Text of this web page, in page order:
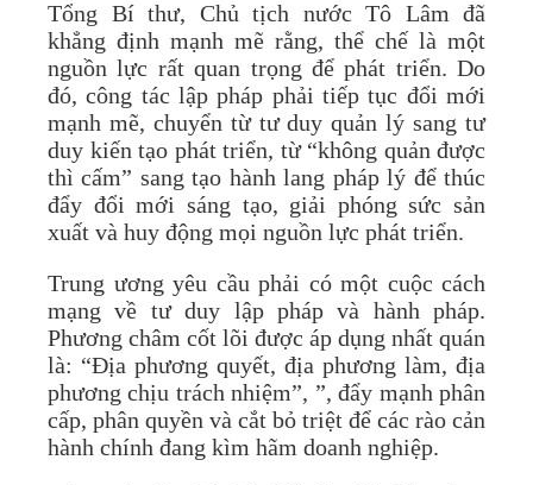
Tổng Bí thư, Chủ tịch nước Tô Lâm đã
khẳng định mạnh mẽ rằng, thể chế là một
nguồn lực rất quan trọng để phát triển. Do
đó, công tác lập pháp phải tiếp tục đổi mới
mạnh mẽ, chuyển từ tư duy quản lý sang tư
duy kiến tạo phát triển, từ “không quản được
thì cấm” sang tạo hành lang pháp lý để thúc
đẩy đổi mới sáng tạo, giải phóng sức sản
xuất và huy động mọi nguồn lực phát triển.
Trung ương yêu cầu phải có một cuộc cách
mạng về tư duy lập pháp và hành pháp.
Phương châm cốt lõi được áp dụng nhất quán
là: “Địa phương quyết, địa phương làm, địa
phương chịu trách nhiệm”, ”, đẩy mạnh phân
cấp, phân quyền và cắt bỏ triệt để các rào cản
hành chính đang kìm hãm doanh nghiệp.